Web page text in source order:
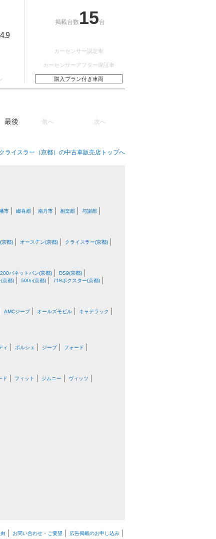
4.9
掲載台数 15台
カーセンサー認定車
カーセンサーアフター保証車
購入プラン付き車両
最後 前へ 次へ
クライスラー（京都）の中古車販売店トップへ
市 綴喜郡 南丹市 相楽郡
与謝郡
京都) オースチン(京都)
クライスラー(京都)
バネットバン(京都)
DS9(京都)
(京都) 500e(京都)
718ボクスター(京都)
AMCジープ オールズモビル キャデラック
ィ ポルシェ ジープ
フォード
ド フィット ジムニー
ヴィッツ
お問い合わせ・ご要望 広告掲載のお申し込み